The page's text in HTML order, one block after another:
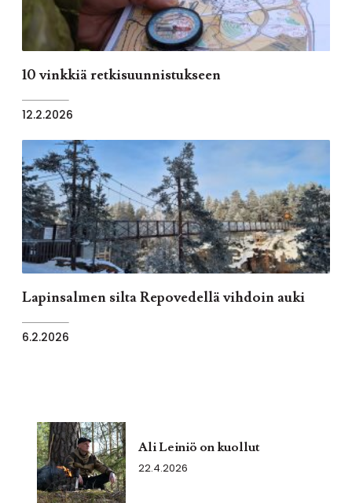
10 vinkkiä retkisuunnistukseen
12.2.2026
Lapinsalmen silta Repovedellä vihdoin auki
6.2.2026
Ali Leiniö on kuollut
22.4.2026